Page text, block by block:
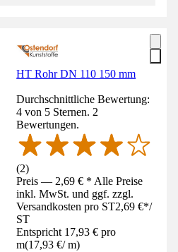
HT Rohr DN 110 150 mm
Durchschnittliche Bewertung:
4 von 5 Sternen. 2
Bewertungen.
(2)
Preis — 2,69 € * Alle Preise
inkl. MwSt. und ggf. zzgl.
Versandkosten pro ST2,69 €*/
ST
Entspricht 17,93 € pro
m(17,93 €/ m)